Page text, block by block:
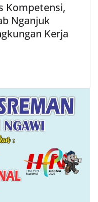
Kompetensi,
Nganjuk
Kerja